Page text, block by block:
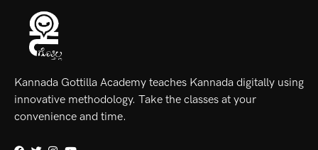
Kannada Gottilla Academy teaches Kannada digitally using
innovative methodology. Take the classes at your
convenience and time.